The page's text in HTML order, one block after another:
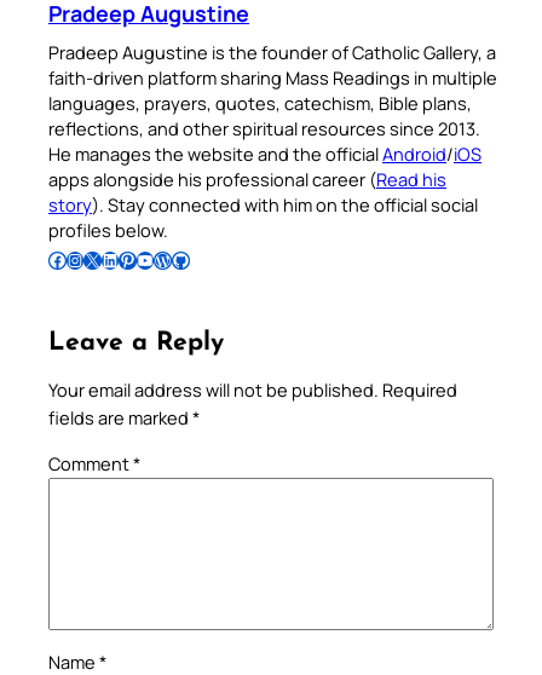
Pradeep Augustine
Pradeep Augustine is the founder of Catholic Gallery, a
faith-driven platform sharing Mass Readings in multiple
languages, prayers, quotes, catechism, Bible plans,
reflections, and other spiritual resources since 2013.
He manages the website and the officialAndroid/iOS
apps alongside his professional career (Read his
story). Stay connected with him on the official social
profiles below.
Follow Pradeep on Facebook Follow Pradeep on InstagramFollow Pradeep on X Follow Pradeep on LinkedIn Follow Pradeep on Pinterest Subscribe to Pradeep’s Youtube Channel Follow Pradeep on WordPress Follow Pradeep on GitHub
Leave a Reply
Your email address will not be published. Required
fields are marked *
Comment*
Name *